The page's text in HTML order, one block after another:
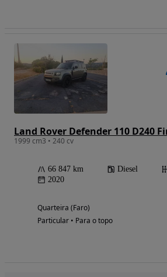
Land Rover Defender 110 D240
1999 cm3 • 240 cv
66 847 km Diesel
2020
Quarteira (Faro)
Particular • Para o topo